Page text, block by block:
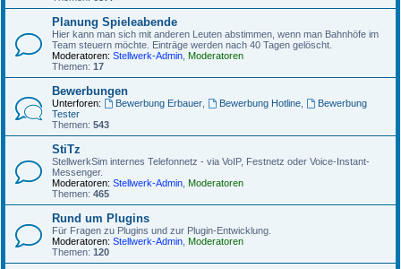
Planung Spieleabende
Hier kann man sich mit anderen Leuten abstimmen, wenn man Bahnhöfe im
Team steuern möchte. Einträge werden nach 40 Tagen gelöscht.
Moderatoren: Stellwerk-Admin Moderatoren
Themen: 17
Bewerbungen
Unterforen: Bewerbung Erbauer, Bewerbung Hotline,
Bewerbung
Tester
Themen: 543
StiTz
StellwerkSim internes Telefonnetz - via VoIP, Festnetz oder Voice-Instant-
Messenger.
Moderatoren: Stellwerk-Admin Moderatoren
Themen: 465
Rund um Plugins
Für Fragen zu Plugins und zur Plugin-Entwicklung.
Moderatoren: Stellwerk-Admin Moderatoren
Themen: 120